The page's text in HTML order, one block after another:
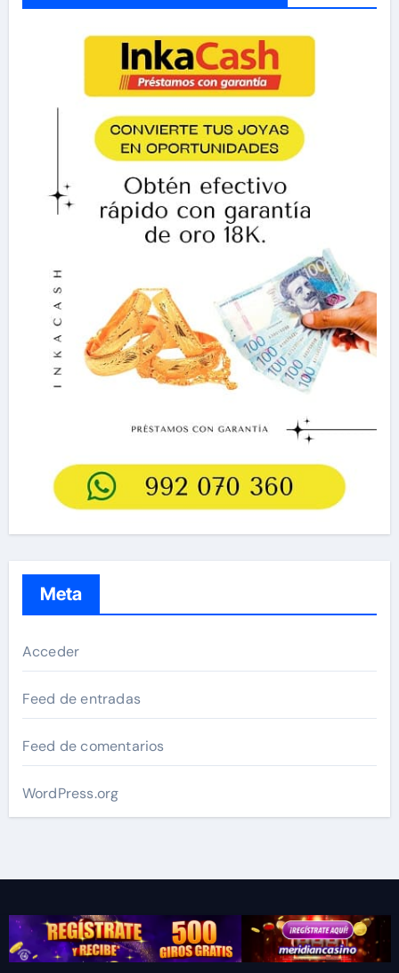
Meta
Acceder
Feed de entradas
Feed de comentarios
WordPress.org